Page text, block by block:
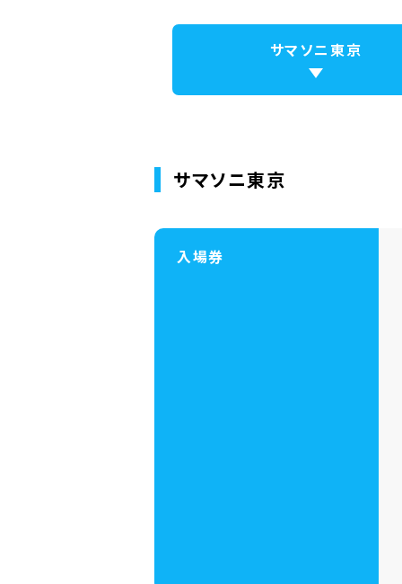
サマソニ東京
サマソニ東京
入場券